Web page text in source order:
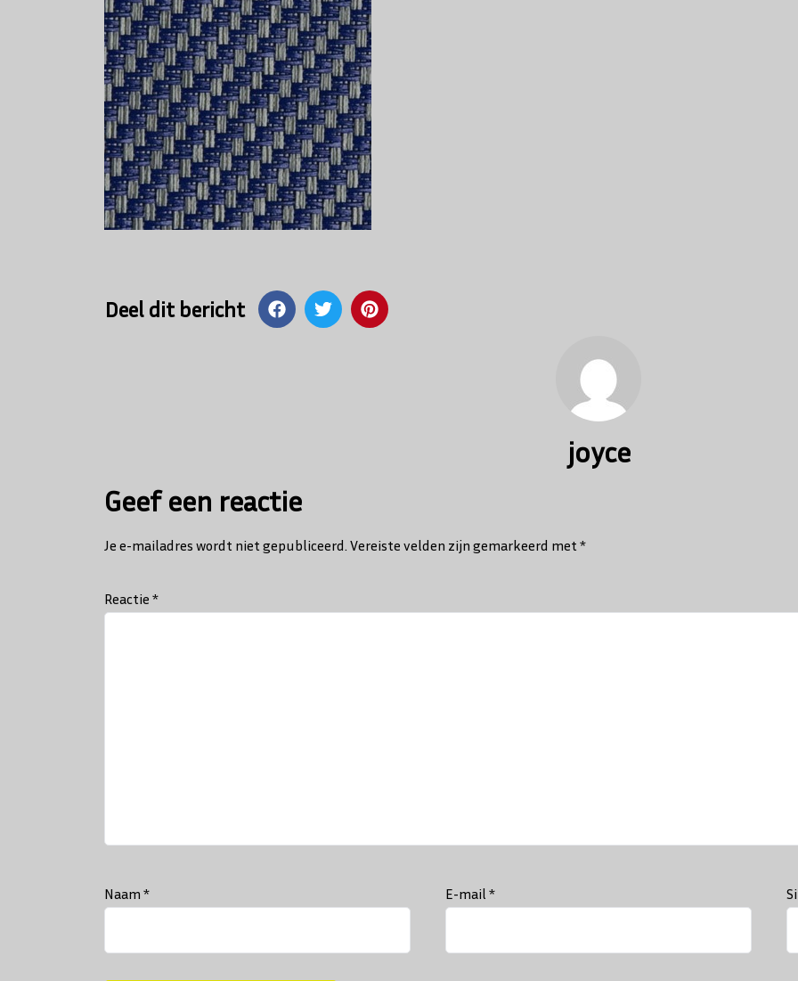
Deel dit bericht
joyce
Geef een reactie
Je e-mailadres wordt niet gepubliceerd. Vereiste velden zijn gemarkeerd met *
Reactie *
Naam * E-mail *